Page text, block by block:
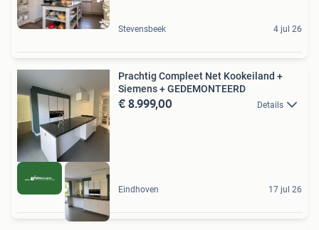
Stevensbeek 4 jul 26
Prachtig Compleet Net Kookeiland +
Siemens + GEDEMONTEERD
€ 8.999,00 Details
Eindhoven 17 jul 26